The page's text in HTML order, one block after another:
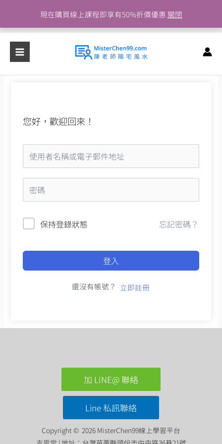
現在購買線上課程即享有50%折價優惠 關閉
主
容
您好，歡迎回來！
保持登錄狀態 忘記密碼？
登入
還沒有帳號？ 立即註冊
加 LINE@ 聯絡
Line 私訊聯絡
Copyright © 2026 MisterChen99線上學習平台